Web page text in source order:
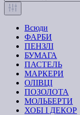
Всюди
ФАРБИ
ПЕНЗЛІ
БУМАГА
ПАСТЕЛЬ
МАРКЕРИ
ОЛІВЦІ
ПОЗОЛОТА
МОЛЬБЕРТИ
ХОБІ І ДЕКОР